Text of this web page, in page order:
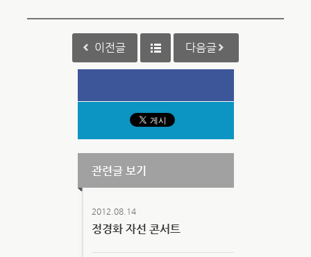
이전글 다음글
관련글 보기
2012.08.14
정경화 자선 콘서트